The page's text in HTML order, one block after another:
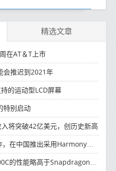
精选文章
在AT＆T上市
会推迟到2021年
的运动型LCD屏幕
特别启动
将突破42亿美元，创历史新高
出采用HarmonyOS 2.0的智能家居产品
性能略高于Snapdragon 765G